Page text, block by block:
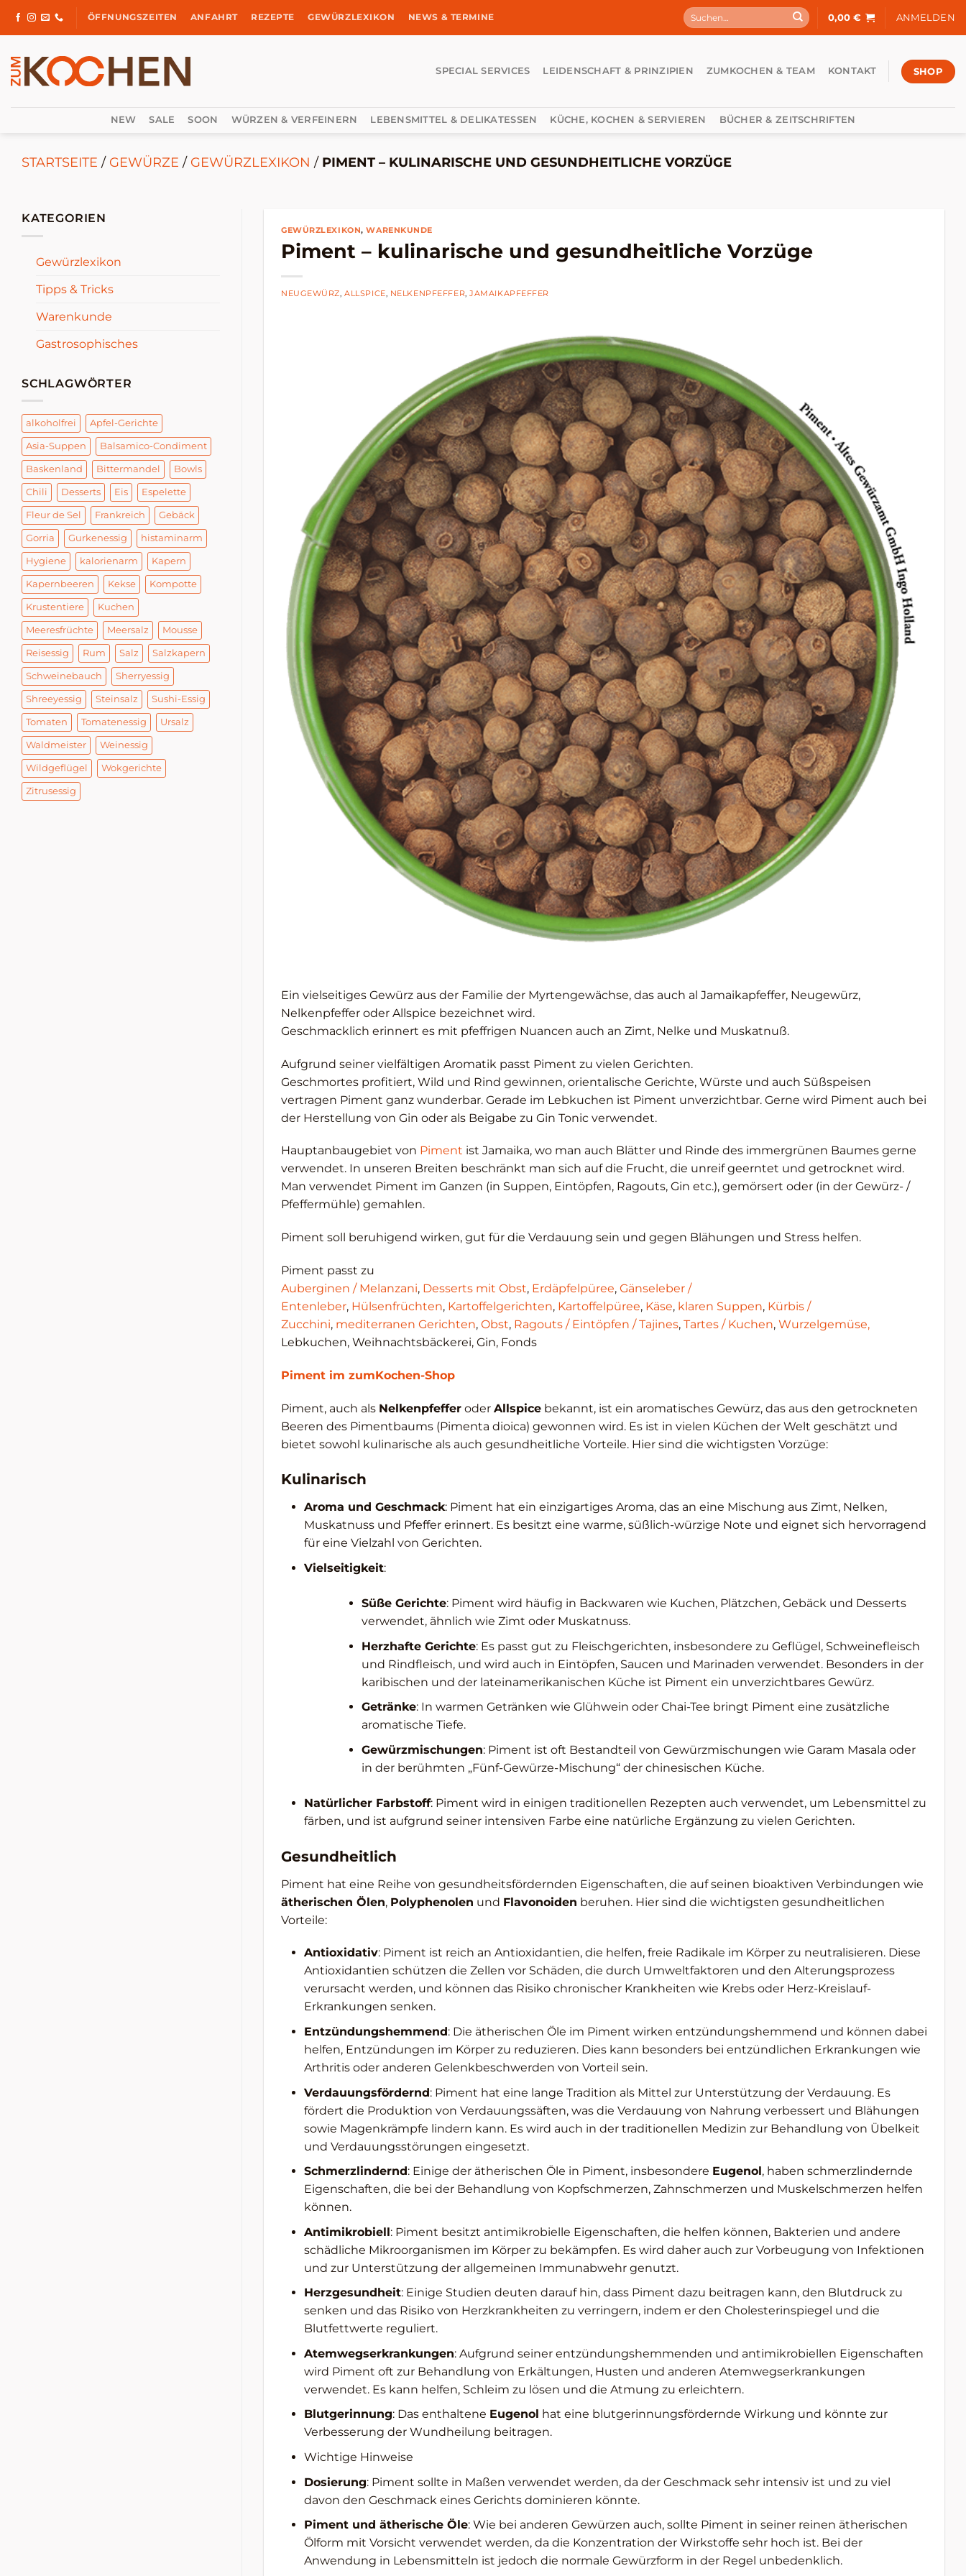
Inhalt
ÖFFNUNGSZEITEN ANFAHRT REZEPTE GEWÜRZLEXIKON NEWS & TERMINE
Suchen
nach:
0,00€ ANMELDEN
SPECIAL SERVICES LEIDENSCHAFT & PRINZIPIEN ZUMKOCHEN & TEAM KONTAKT SHOP
NEW SALE SOON WÜRZEN & VERFEINERN LEBENSMITTEL & DELIKATESSEN KÜCHE, KOCHEN & SERVIEREN BÜCHER & ZEITSCHRIFTEN
STARTSEITE / GEWÜRZE / GEWÜRZLEXIKON / PIMENT – KULINARISCHE UND GESUNDHEITLICHE VORZÜGE
KATEGORIEN
Gewürzlexikon
Tipps & Tricks
Warenkunde
Gastrosophisches
SCHLAGWÖRTER
alkoholfrei Apfel-Gerichte
Asia-Suppen Balsamico-Condiment
Baskenland Bittermandel Bowls
Chili Desserts Eis Espelette
Fleur de Sel Frankreich Gebäck
Gorria Gurkenessig histaminarm
Hygiene kalorienarm Kapern
Kapernbeeren Kekse Kompotte
Krustentiere Kuchen
Meeresfrüchte Meersalz Mousse
Reisessig Rum Salz Salzkapern
Schweinebauch Sherryessig
Shreeyessig Steinsalz Sushi-Essig
Tomaten Tomatenessig Ursalz
Waldmeister Weinessig
Wildgeflügel Wokgerichte
Zitrusessig
GEWÜRZLEXIKON,WARENKUNDE
Piment – kulinarische und gesundheitliche Vorzüge
NEUGEWÜRZ ,ALLSPICE NELKENPFEFFER ,JAMAIKAPFEFFER
Ein vielseitiges Gewürz aus der Familie der Myrtengewächse, das auch al Jamaikapfeffer, Neugewürz,
Nelkenpfeffer oder Allspice bezeichnet wird.
Geschmacklich erinnert es mit pfeffrigen Nuancen auch an Zimt, Nelke und Muskatnuß.
Aufgrund seiner vielfältigen Aromatik passt Piment zu vielen Gerichten.
Geschmortes profitiert, Wild und Rind gewinnen, orientalische Gerichte, Würste und auch Süßspeisen
vertragen Piment ganz wunderbar. Gerade im Lebkuchen ist Piment unverzichtbar. Gerne wird Piment auch bei
der Herstellung von Gin oder als Beigabe zu Gin Tonic verwendet.
Hauptanbaugebiet von Piment ist Jamaika, wo man auch Blätter und Rinde des immergrünen Baumes gerne
verwendet. In unseren Breiten beschränkt man sich auf die Frucht, die unreif geerntet und getrocknet wird.
Man verwendet Piment im Ganzen (in Suppen, Eintöpfen, Ragouts, Gin etc.), gemörsert oder (in der Gewürz- /
Pfeffermühle) gemahlen.
Piment soll beruhigend wirken, gut für die Verdauung sein und gegen Blähungen und Stress helfen.
Piment passt zu
Auberginen / Melanzani, Desserts mit Obst, Erdäpfelpüree, Gänseleber /
Entenleber, Hülsenfrüchten, Kartoffelgerichten, Kartoffelpüree, Käse, klaren Suppen, Kürbis /
Zucchini, mediterranen Gerichten, Obst, Ragouts / Eintöpfen / Tajines, Tartes / Kuchen, Wurzelgemüse,
Lebkuchen, Weihnachtsbäckerei, Gin, Fonds
Piment im zumKochen-Shop
Piment, auch als Nelkenpfeffer oder Allspice bekannt, ist ein aromatisches Gewürz, das aus den getrockneten
Beeren des Pimentbaums (Pimenta dioica) gewonnen wird. Es ist in vielen Küchen der Welt geschätzt und
bietet sowohl kulinarische als auch gesundheitliche Vorteile. Hier sind die wichtigsten Vorzüge:
Kulinarisch
Aroma und Geschmack: Piment hat ein einzigartiges Aroma, das an eine Mischung aus Zimt, Nelken,
Muskatnuss und Pfeffer erinnert. Es besitzt eine warme, süßlich-würzige Note und eignet sich hervorragend
für eine Vielzahl von Gerichten.
Vielseitigkeit:
Süße Gerichte: Piment wird häufig in Backwaren wie Kuchen, Plätzchen, Gebäck und Desserts
verwendet, ähnlich wie Zimt oder Muskatnuss.
Herzhafte Gerichte: Es passt gut zu Fleischgerichten, insbesondere zu Geflügel, Schweinefleisch
und Rindfleisch, und wird auch in Eintöpfen, Saucen und Marinaden verwendet. Besonders in der
karibischen und der lateinamerikanischen Küche ist Piment ein unverzichtbares Gewürz.
Getränke: In warmen Getränken wie Glühwein oder Chai-Tee bringt Piment eine zusätzliche
aromatische Tiefe.
Gewürzmischungen: Piment ist oft Bestandteil von Gewürzmischungen wie Garam Masala oder
in der berühmten „Fünf-Gewürze-Mischung“ der chinesischen Küche.
Natürlicher Farbstoff: Piment wird in einigen traditionellen Rezepten auch verwendet, um Lebensmittel zu
färben, und ist aufgrund seiner intensiven Farbe eine natürliche Ergänzung zu vielen Gerichten.
Gesundheitlich
Piment hat eine Reihe von gesundheitsfördernden Eigenschaften, die auf seinen bioaktiven Verbindungen wie
ätherischen Ölen, Polyphenolen und Flavonoiden beruhen. Hier sind die wichtigsten gesundheitlichen
Vorteile:
Antioxidativ: Piment ist reich an Antioxidantien, die helfen, freie Radikale im Körper zu neutralisieren. Diese
Antioxidantien schützen die Zellen vor Schäden, die durch Umweltfaktoren und den Alterungsprozess
verursacht werden, und können das Risiko chronischer Krankheiten wie Krebs oder Herz-Kreislauf-
Erkrankungen senken.
Entzündungshemmend: Die ätherischen Öle im Piment wirken entzündungshemmend und können dabei
helfen, Entzündungen im Körper zu reduzieren. Dies kann besonders bei entzündlichen Erkrankungen wie
Arthritis oder anderen Gelenkbeschwerden von Vorteil sein.
Verdauungsfördernd: Piment hat eine lange Tradition als Mittel zur Unterstützung der Verdauung. Es
fördert die Produktion von Verdauungssäften, was die Verdauung von Nahrung verbessert und Blähungen
sowie Magenkrämpfe lindern kann. Es wird auch in der traditionellen Medizin zur Behandlung von Übelkeit
und Verdauungsstörungen eingesetzt.
Schmerzlindernd: Einige der ätherischen Öle in Piment, insbesondere Eugenol, haben schmerzlindernde
Eigenschaften, die bei der Behandlung von Kopfschmerzen, Zahnschmerzen und Muskelschmerzen helfen
können.
Antimikrobiell: Piment besitzt antimikrobielle Eigenschaften, die helfen können, Bakterien und andere
schädliche Mikroorganismen im Körper zu bekämpfen. Es wird daher auch zur Vorbeugung von Infektionen
und zur Unterstützung der allgemeinen Immunabwehr genutzt.
Herzgesundheit: Einige Studien deuten darauf hin, dass Piment dazu beitragen kann, den Blutdruck zu
senken und das Risiko von Herzkrankheiten zu verringern, indem er den Cholesterinspiegel und die
Blutfettwerte reguliert.
Atemwegserkrankungen: Aufgrund seiner entzündungshemmenden und antimikrobiellen Eigenschaften
wird Piment oft zur Behandlung von Erkältungen, Husten und anderen Atemwegserkrankungen
verwendet. Es kann helfen, Schleim zu lösen und die Atmung zu erleichtern.
Blutgerinnung: Das enthaltene Eugenol hat eine blutgerinnungsfördernde Wirkung und könnte zur
Verbesserung der Wundheilung beitragen.
Wichtige Hinweise
Dosierung: Piment sollte in Maßen verwendet werden, da der Geschmack sehr intensiv ist und zu viel
davon den Geschmack eines Gerichts dominieren könnte.
Piment und ätherische Öle: Wie bei anderen Gewürzen auch, sollte Piment in seiner reinen ätherischen
Ölform mit Vorsicht verwendet werden, da die Konzentration der Wirkstoffe sehr hoch ist. Bei der
Anwendung in Lebensmitteln ist jedoch die normale Gewürzform in der Regel unbedenklich.